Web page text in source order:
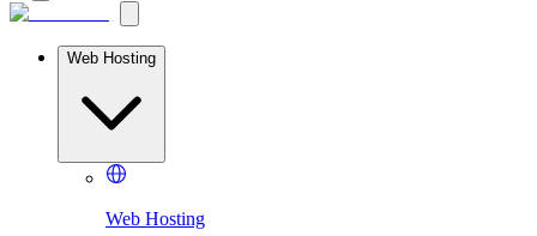
Web Hosting
Web Hosting